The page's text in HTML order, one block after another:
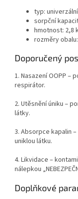
typ:
sorpční
hmotnost: 2,8
rozměry
Doporučený
1. Nasazení OOPP –
respirátor.
2. Utěsnění úniku –
látky.
3. Absorpce kapalin
uniklou látku.
4. Likvidace –
nálepkou
Doplňkové